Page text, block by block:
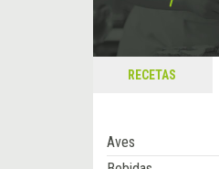
RECETAS
Aves